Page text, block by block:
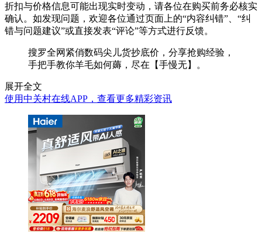
折扣与价格信息可能出现实时变动，请各位在购买前务必核实
确认。如发现问题，欢迎各位通过页面上的“内容纠错”、“纠
错与问题建议”或直接发表“评论”等方式进行反馈。
搜罗全网紧俏数码尖儿货抄底价，分享抢购经验，
手把手教你羊毛如何薅，尽在【手慢无】。
展开全文
使用中关村在线APP，查看更多精彩资讯